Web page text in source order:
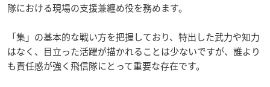
隊における現場の支援兼纏め役を務めます。
「集」の基本的な戦い方を把握しており、特出した武力や知力
はなく、目立った活躍が描かれることは少ないですが、誰より
も責任感が強く飛信隊にとって重要な存在です。